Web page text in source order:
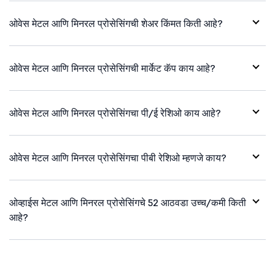
ओवेस मेटल आणि मिनरल प्रोसेसिंगची शेअर किंमत किती आहे?
ओवेस मेटल आणि मिनरल प्रोसेसिंगची मार्केट कॅप काय आहे?
ओवेस मेटल आणि मिनरल प्रोसेसिंगचा पी/ई रेशिओ काय आहे?
ओवेस मेटल आणि मिनरल प्रोसेसिंगचा पीबी रेशिओ म्हणजे काय?
ओव्हाईस मेटल आणि मिनरल प्रोसेसिंगचे 52 आठवडा उच्च/कमी किती
आहे?